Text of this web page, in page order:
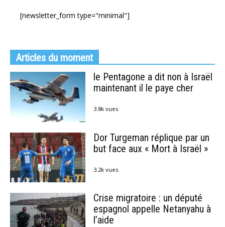
[newsletter_form type="minimal"]
Articles du moment
le Pentagone a dit non à Israël
maintenant il le paye cher
3.8k vues
Dor Turgeman réplique par un
but face aux « Mort à Israël »
3.2k vues
Crise migratoire : un député
espagnol appelle Netanyahu à
l’aide